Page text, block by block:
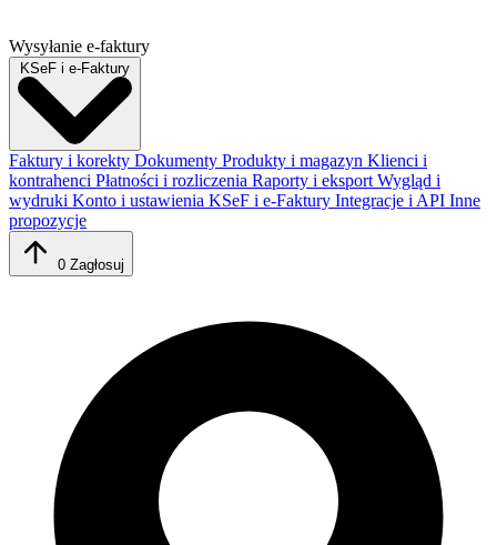
Wysyłanie e-faktury
KSeF i e-Faktury
Faktury i korekty Dokumenty Produkty i magazyn Klienci i
kontrahenci Płatności i rozliczenia Raporty i eksport Wygląd i
wydruki Konto i ustawienia KSeF i e-Faktury Integracje i API Inne
propozycje
0 Zagłosuj